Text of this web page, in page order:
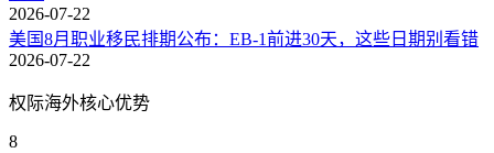
2026-07-22
美国8月职业移民排期公布：EB-1前进30天，这些日期别看错
2026-07-22
权际海外核心优势
8